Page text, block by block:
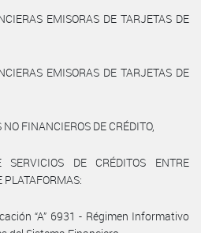
EMISORAS DE TARJETAS DE
EMISORAS DE TARJETAS DE
FINANCIEROS DE CRÉDITO,
DE CRÉDITOS ENTRE
PLATAFORMAS:
“A” 6931 - Régimen Informativo